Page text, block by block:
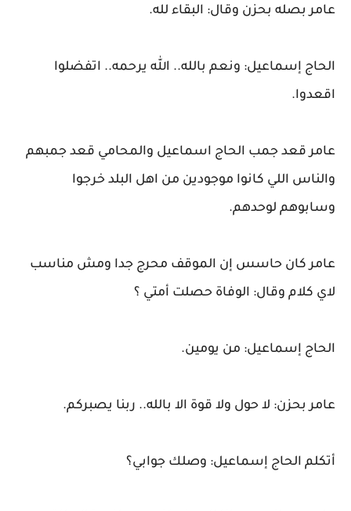
عامر بصله بحزن وقال: البقاء لله.
الحاج إسماعيل: ونعم بالله.. الله يرحمه.. اتفضلوا
اقعدوا.
عامر قعد جمب الحاج اسماعيل والمحامي قعد جمبهم
والناس اللي كانوا موجودين من اهل البلد خرجوا
وسابوهم لوحدهم.
عامر كان حاسس إن الموقف محرج جدا ومش مناسب
لاي كلام وقال: الوفاة حصلت أمتي ؟
الحاج إسماعيل: من يومين.
عامر بحزن: لا حول ولا قوة الا بالله.. ربنا يصبركم.
أتكلم الحاج إسماعيل: وصلك جوابي؟